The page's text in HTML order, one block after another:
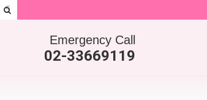
Emergency Call
02-33669119